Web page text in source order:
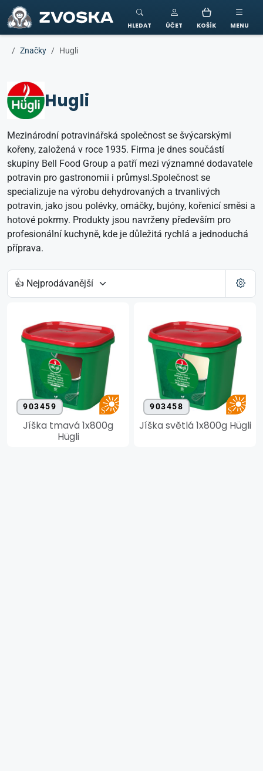
ZVOSKA
HLEDAT ÚČET KOŠÍK MENU
Značky Hugli
Hugli
Mezinárodní potravinářská společnost se švýcarskými
kořeny, založená v roce 1935. Firma je dnes součástí
skupiny Bell Food Group a patří mezi významné dodavatele
potravin pro gastronomii i průmysl.Společnost se
specializuje na výrobu dehydrovaných a trvanlivých
potravin, jako jsou polévky, omáčky, bujóny, kořenicí směsi a
hotové pokrmy. Produkty jsou navrženy především pro
profesionální kuchyně, kde je důležitá rychlá a jednoduchá
příprava.
903459
Jíška tmavá 1x800g
Hügli
903458
Jíška světlá 1x800g Hügli